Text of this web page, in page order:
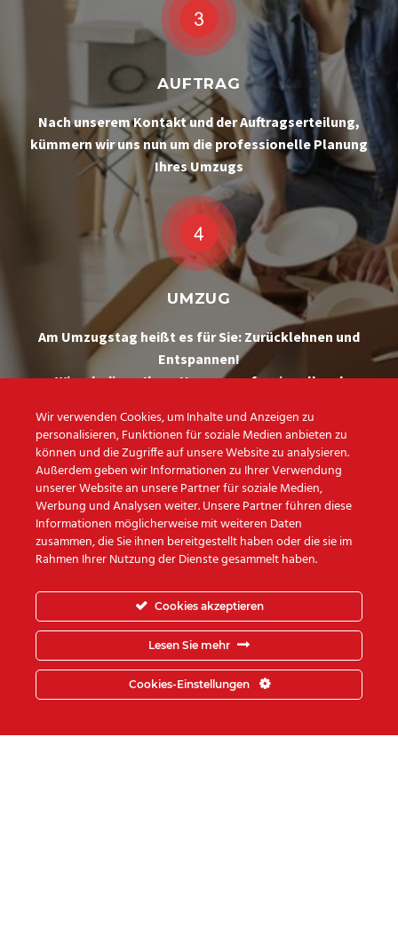
AUFTRAG
Nach unserem Kontakt und der Auftragserteilung,
kümmern wir uns nun um die professionelle Planung
Ihres Umzugs
UMZUG
Am Umzugstag heißt es für Sie: Zurücklehnen und
Entspannen!
Wir erledigen Ihren Umzug professionell und
DasTeam vom
Umzugsunternehmen Step-
Logistik
würde sich freuen auch
Sie zu unseren glücklichen
Kunden zählen zu dürfen.
Wir verwenden Cookies, um Inhalte und Anzeigen zu
personalisieren, Funktionen für soziale Medien anbieten zu
können und die Zugriffe auf unsere Website zu analysieren.
Außerdem geben wir Informationen zu Ihrer Verwendung
unserer Website an unsere Partner für soziale Medien,
Werbung und Analysen weiter. Unsere Partner führen diese
Informationen möglicherweise mit weiteren Daten
zusammen, die Sie ihnen bereitgestellt haben oder die sie im
Rahmen Ihrer Nutzung der Dienste gesammelt haben.
Cookies akzeptieren
Lesen Sie mehr
Cookies-Einstellungen